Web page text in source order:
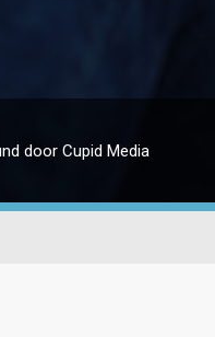
door Cupid Media